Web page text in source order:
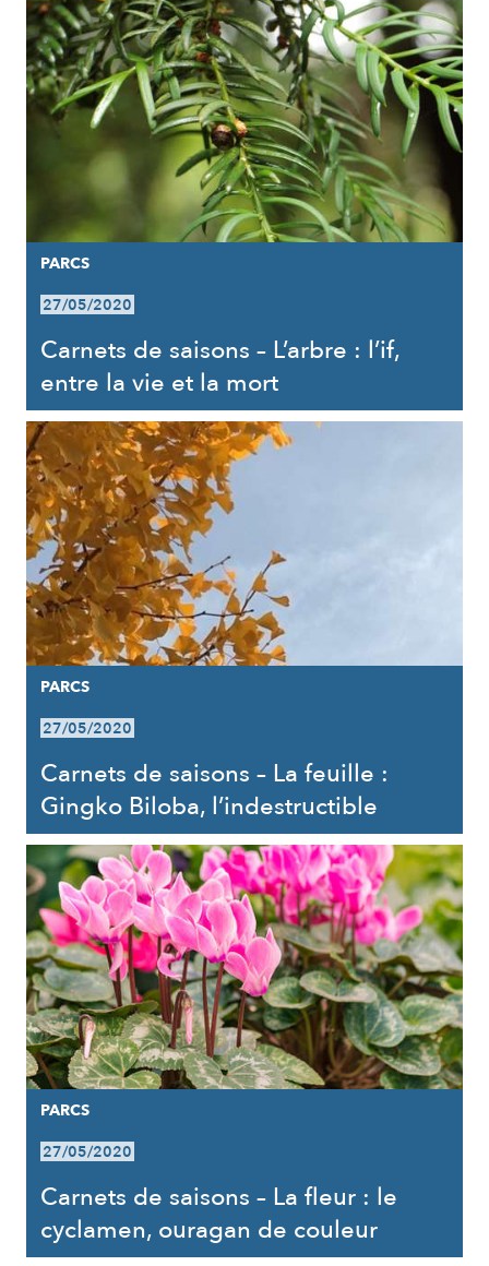
PARCS
27/05/2020
Carnets de saisons – L’arbre : l’if,
entre la vie et la mort
PARCS
27/05/2020
Carnets de saisons – La feuille :
Gingko Biloba, l’indestructible
PARCS
27/05/2020
Carnets de saisons – La fleur : le
cyclamen, ouragan de couleur